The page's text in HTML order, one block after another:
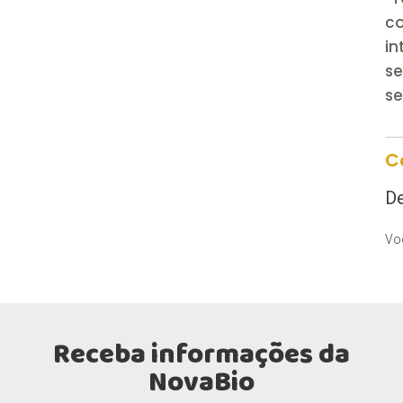
Receba informações da
NovaBio